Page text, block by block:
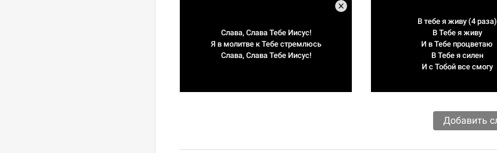
Слава, Слава Тебе Иисус!
Я в молитве к Тебе стремлюсь
Слава, Слава Тебе Иисус!
В тебе я живу (4 раза)
В Тебе я живу
И в Тебе процветаю
В Тебе я силен
И с Тобой все смогу